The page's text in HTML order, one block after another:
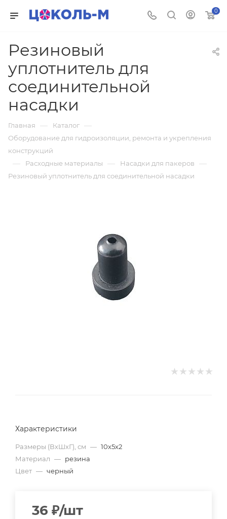
0
Резиновый
уплотнитель для
соединительной
насадки
Главная — Каталог —
Оборудование для гидроизоляции, ремонта и укрепления
конструкций
— Расходные материалы — Насадки для пакеров —
Резиновый уплотнитель для соединительной насадки
Характеристики
Размеры (ВхШхГ), см — 10х5х2
Материал — резина
Цвет — черный
36 ₽/шт